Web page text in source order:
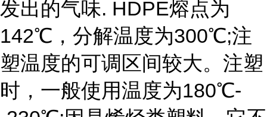
发出的气味. HDPE熔点为
142℃，分解温度为300℃;注
塑温度的可调区间较大。注塑
时，一般使用温度为180℃-